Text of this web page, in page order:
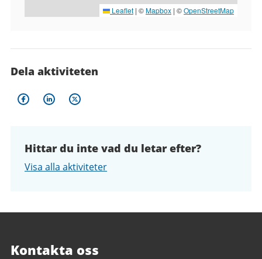
Leaflet | ©Mapbox | ©OpenStreetMap
Dela aktiviteten
Hittar du inte vad du letar efter?
Visa alla aktiviteter
Kontakta oss